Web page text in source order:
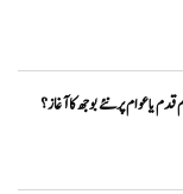
یا عوام پر نئے بوجھ کا آغاز؟